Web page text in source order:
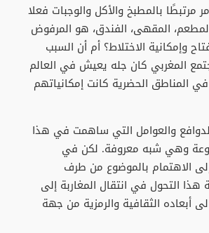
مرتبطًا بالمطبخ والأكل والوجبات فعلا
المقهى، الفندق، هو المرفوض
وإمكانية الاختلاط؟ أم أن السبب
المغربي كان جله يعيش في العالم
المناطق الحضرية كانت إمكانياتهم
والعوامل التي ساهمت في هذا
وهي شبه معروفة. لكن في
الاهتمام بالموضوع من طرف
التحول في انتقال المغاربة إلى
أبعاده الثقافية والرمزية من جهة